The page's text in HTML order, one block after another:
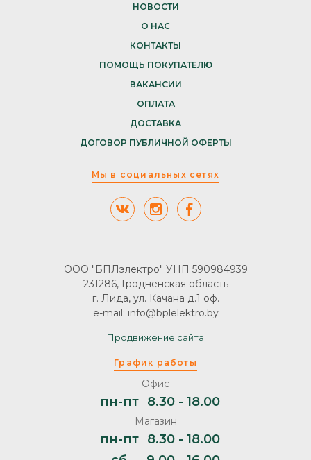
НОВОСТИ
О НАС
КОНТАКТЫ
ПОМОЩЬ ПОКУПАТЕЛЮ
ВАКАНСИИ
ОПЛАТА
ДОСТАВКА
ДОГОВОР ПУБЛИЧНОЙ ОФЕРТЫ
Мы в социальных сетях
График работы
Офис
пн-пт 8.30 - 18.00
Магазин
пн-пт
8.30 - 18.00
ООО "БПЛэлектро" УНП 590984939
231286, Гродненская область
г. Лида, ул. Качана д.1 оф.
e-mail: info@bplelektro.by
Продвижение сайта